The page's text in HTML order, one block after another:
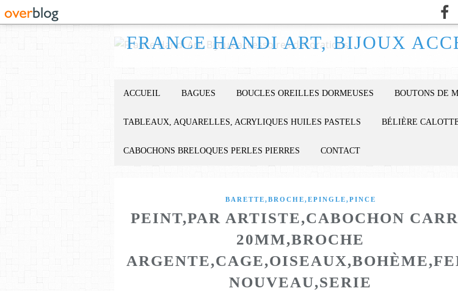
ACCUEIL BAGUES BOUCLES OREILLES DORMEUSES BOUTONS DE
TABLEAUX, AQUARELLES, ACRYLIQUES HUILES PASTELS BÉLIÈRE
CABOCHONS BRELOQUES PERLES PIERRES CONTACT
BARETTE,BROCHE,EPINGLE,PINCE
PEINT,PAR ARTISTE,CABOCHON
20MM,BROCHE
NOUVEAU,SERIE